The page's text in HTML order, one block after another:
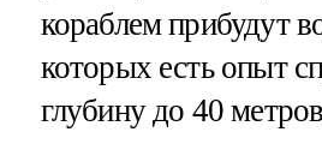
кораблем прибудут
которых есть опыт
глубину до 40